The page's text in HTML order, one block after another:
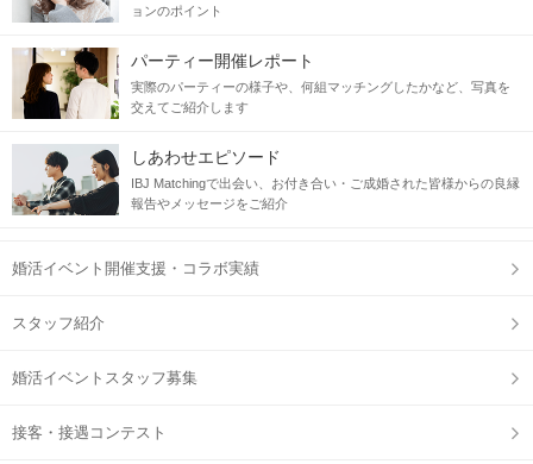
IBJ Matching 公式アプリの参加予定ページに表示される、
QRコードをご提示ください。
に、ご協力をお願いいたします。
STEP2 1対1の個室で約8分間のトークタイム
ョンのポイント
パーティー開催レポート
実際のパーティーの様子や、何組マッチングしたかなど、写真を
交えてご紹介します
しあわせエピソード
IBJ Matchingで出会い、お付き合い・ご成婚された皆様からの良縁
報告やメッセージをご紹介
婚活イベント開催支援・コラボ実績
スタッフ紹介
婚活イベントスタッフ募集
接客・接遇コンテスト